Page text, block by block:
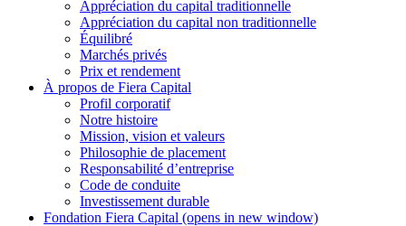
Appréciation du capital traditionnelle
Appréciation du capital non traditionnelle
Équilibré
Marchés privés
Prix et rendement
À propos de Fiera Capital
Profil corporatif
Notre histoire
Mission, vision et valeurs
Philosophie de placement
Responsabilité d’entreprise
Code de conduite
Investissement durable
Fondation Fiera Capital (opens in new window)